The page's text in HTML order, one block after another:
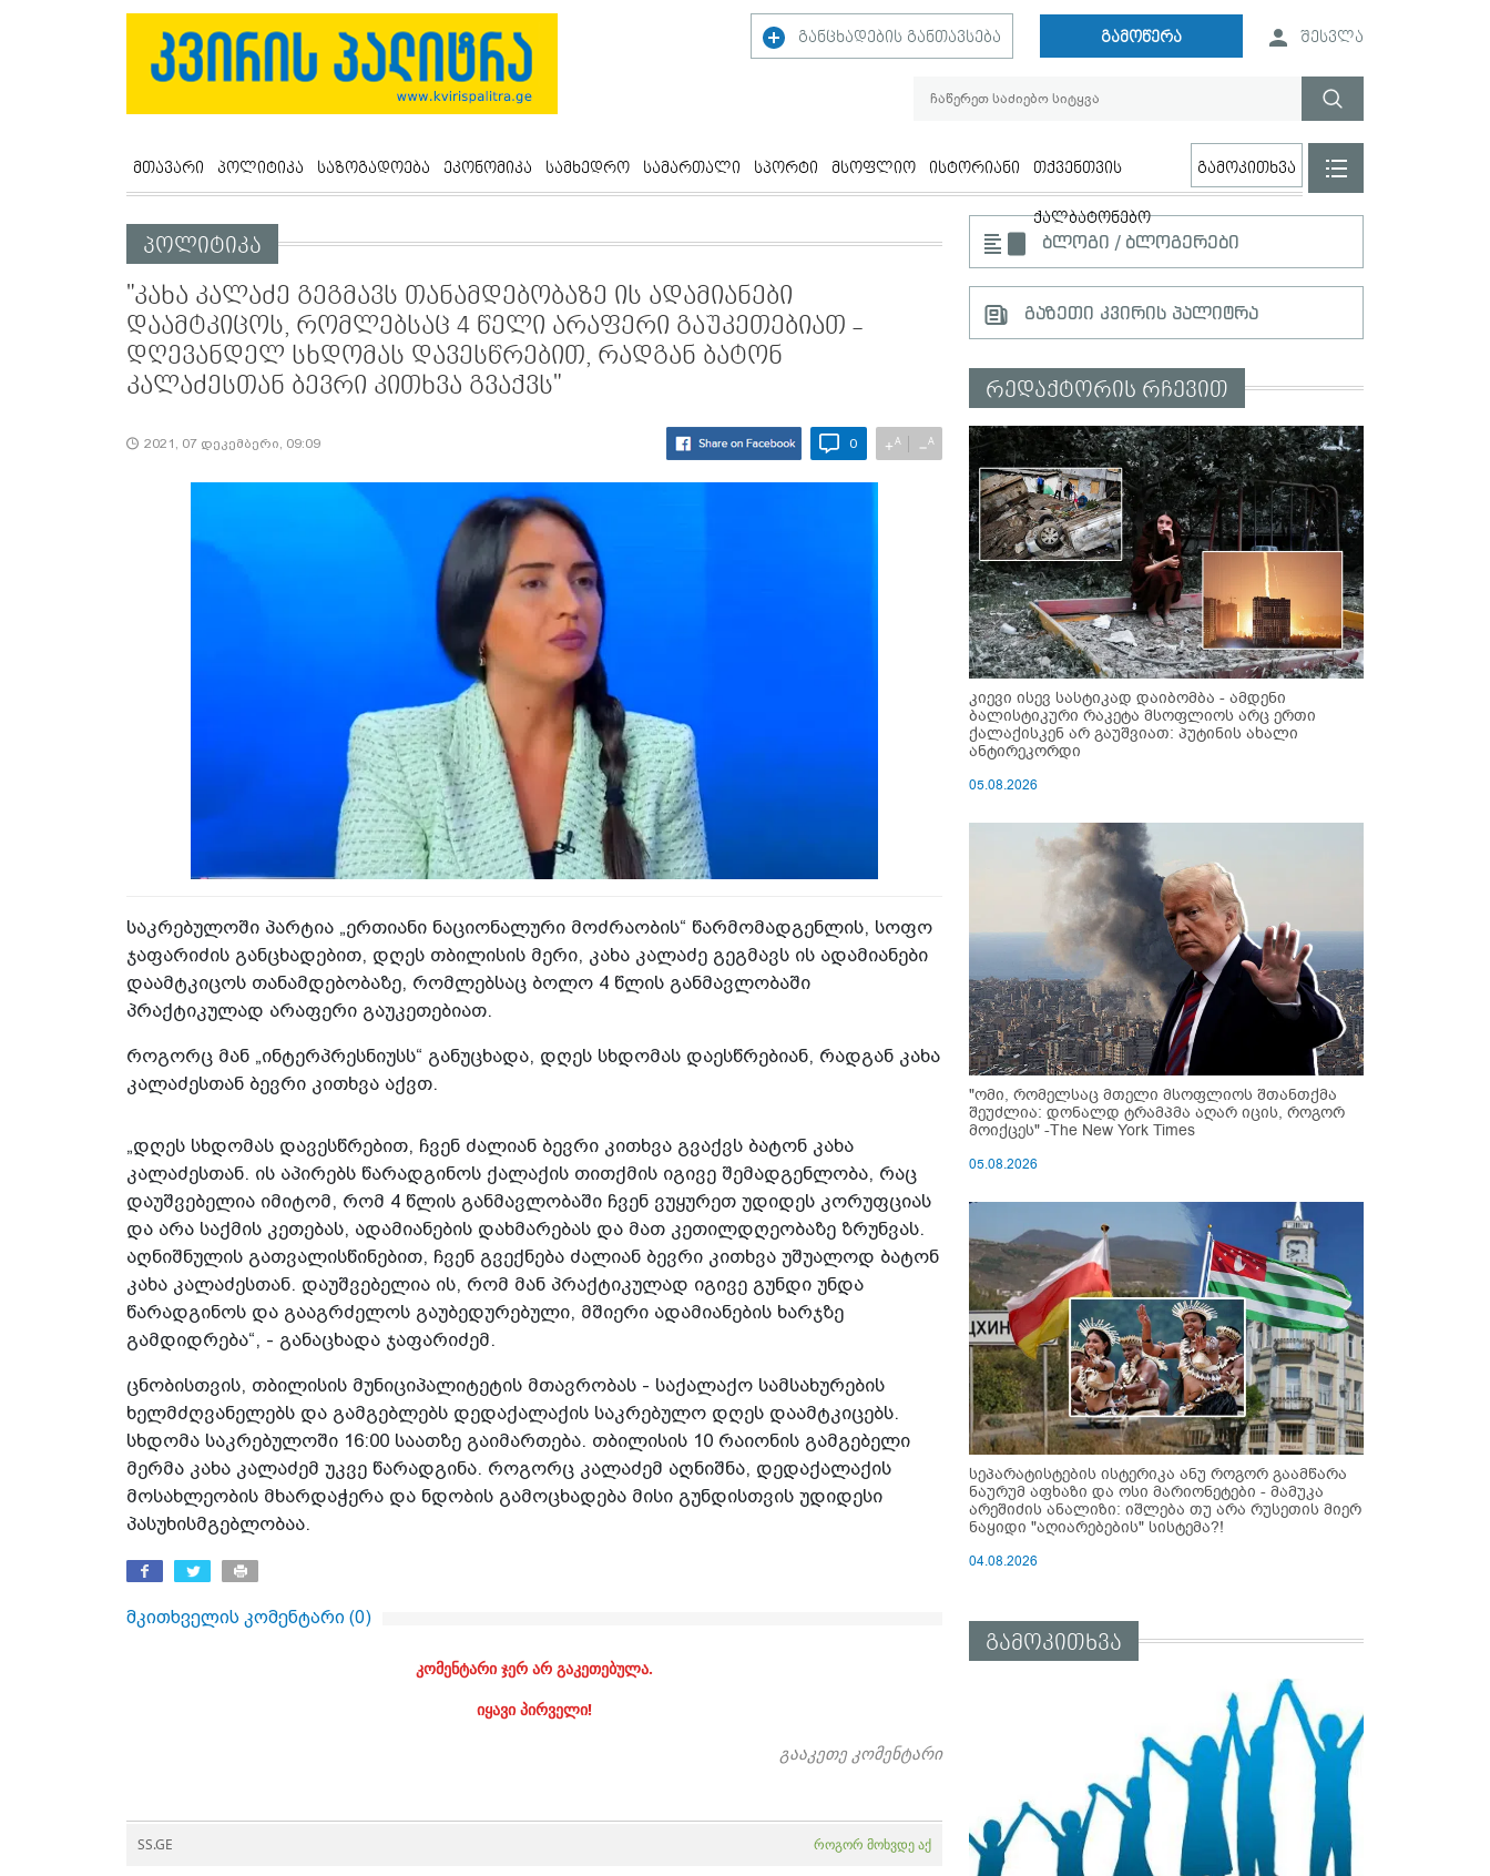
განცხადების განთავსება გამოწერა შესვლა
მთავარი პოლიტიკა საზოგადოება ეკონომიკა სამხედრო სამართალი სპორტი მსოფლიო ისტორიანი თქვენთვის
ქალბატონებო
გამოკითხვა
პოლიტიკა
"კახა კალაძე გეგმავს თანამდებობაზე ის ადამიანები
დაამტკიცოს, რომლებსაც 4 წელი არაფერი გაუკეთებიათ -
დღევანდელ სხდომას დავესწრებით, რადგან ბატონ
კალაძესთან ბევრი კითხვა გვაქვს"
2021, 07 დეკემბერი, 09:09 0 +A −A
საკრებულოში პარტია „ერთიანი ნაციონალური მოძრაობის“ წარმომადგენლის, სოფო
ჯაფარიძის განცხადებით, დღეს თბილისის მერი, კახა კალაძე გეგმავს ის ადამიანები
დაამტკიცოს თანამდებობაზე, რომლებსაც ბოლო 4 წლის განმავლობაში
პრაქტიკულად არაფერი გაუკეთებიათ.
როგორც მან „ინტერპრესნიუსს“ განუცხადა, დღეს სხდომას დაესწრებიან, რადგან კახა
კალაძესთან ბევრი კითხვა აქვთ.
„დღეს სხდომას დავესწრებით, ჩვენ ძალიან ბევრი კითხვა გვაქვს ბატონ კახა
კალაძესთან. ის აპირებს წარადგინოს ქალაქის თითქმის იგივე შემადგენლობა, რაც
დაუშვებელია იმიტომ, რომ 4 წლის განმავლობაში ჩვენ ვუყურეთ უდიდეს კორუფციას
და არა საქმის კეთებას, ადამიანების დახმარებას და მათ კეთილდღეობაზე ზრუნვას.
აღნიშნულის გათვალისწინებით, ჩვენ გვექნება ძალიან ბევრი კითხვა უშუალოდ ბატონ
კახა კალაძესთან. დაუშვებელია ის, რომ მან პრაქტიკულად იგივე გუნდი უნდა
წარადგინოს და გააგრძელოს გაუბედურებული, მშიერი ადამიანების ხარჯზე
გამდიდრება“, - განაცხადა ჯაფარიძემ.
ცნობისთვის, თბილისის მუნიციპალიტეტის მთავრობას - საქალაქო სამსახურების
ხელმძღვანელებს და გამგებლებს დედაქალაქის საკრებულო დღეს დაამტკიცებს.
სხდომა საკრებულოში 16:00 საათზე გაიმართება. თბილისის 10 რაიონის გამგებელი
მერმა კახა კალაძემ უკვე წარადგინა. როგორც კალაძემ აღნიშნა, დედაქალაქის
მოსახლეობის მხარდაჭერა და ნდობის გამოცხადება მისი გუნდისთვის უდიდესი
პასუხისმგებლობაა.
მკითხველის კომენტარი (0)
კომენტარი ჯერ არ გაკეთებულა.
იყავი პირველი!
გააკეთე კომენტარი
SS.GE როგორ მოხვდე აქ
ბლოგი / ბლოგერები
გაზეთი კვირის პალიტრა
რედაქტორის რჩევით
კიევი ისევ სასტიკად დაიბომბა - ამდენი
ბალისტიკური რაკეტა მსოფლიოს არც ერთი
ქალაქისკენ არ გაუშვიათ: პუტინის ახალი
ანტირეკორდი
05.08.2026
"ომი, რომელსაც მთელი მსოფლიოს შთანთქმა
შეუძლია: დონალდ ტრამპმა აღარ იცის, როგორ
მოიქცეს" -The New York Times
05.08.2026
სეპარატისტების ისტერიკა ანუ როგორ გაამწარა
ნაურუმ აფხაზი და ოსი მარიონეტები - მამუკა
არეშიძის ანალიზი: იშლება თუ არა რუსეთის მიერ
ნაყიდი "აღიარებების" სისტემა?!
04.08.2026
გამოკითხვა